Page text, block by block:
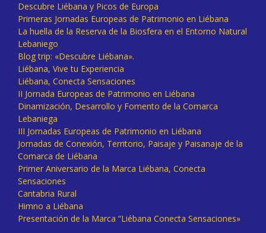
Descubre Liébana y Picos de Europa
Primeras Jornadas Europeas de Patrimonio en Liébana
La huella de la Reserva de la Biosfera en el Entorno Natural
Lebaniego
Blog trip: «Descubre Liébana».
Liébana, Vive tu Experiencia
Liébana, Conecta Sensaciones
II Jornada Europeas de Patrimonio en Liébana
Dinamización, Desarrollo y Fomento de la Comarca
Lebaniega
III Jornadas Europeas de Patrimonio en Liébana
Jornadas de Conexión, Territorio, Paisaje y Paisanaje de la
Comarca de Liébana
Primer Aniversario de la Marca Liébana, Conecta
Sensaciones
Cantabria Rural
Himno a Liébana
Presentación de la Marca “Liébana Conecta Sensaciones»